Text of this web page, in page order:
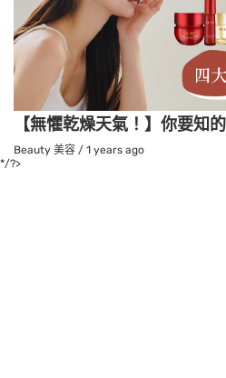
【無懼乾燥天氣！】你要知
Beauty 美容 / 1 years ago
*/?>